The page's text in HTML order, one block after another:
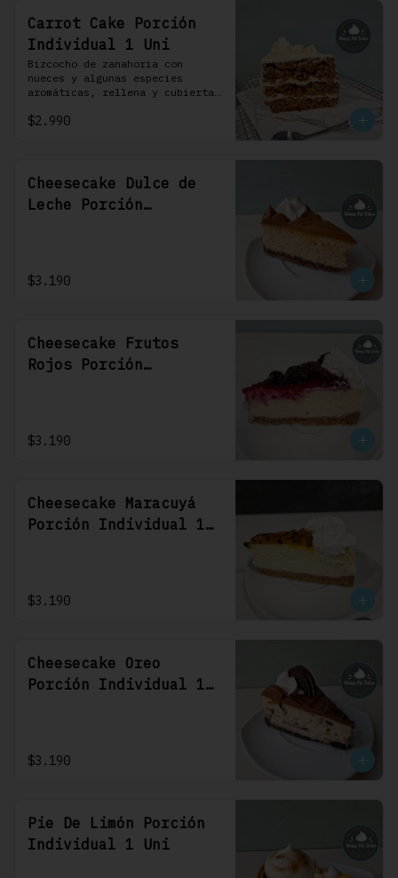
Carrot Cake Porción
Individual 1 Uni
Bizcocho de zanahoria con
nueces y algunas especies
aromáticas, rellena y cubierta
crema.
$2.990
Cheesecake Dulce de
Leche Porción
$3.190
Cheesecake Frutos
Rojos Porción
$3.190
Cheesecake Maracuyá
Porción Individual 1
$3.190
Cheesecake Oreo
Porción Individual 1
$3.190
Pie De Limón Porción
Individual 1 Uni